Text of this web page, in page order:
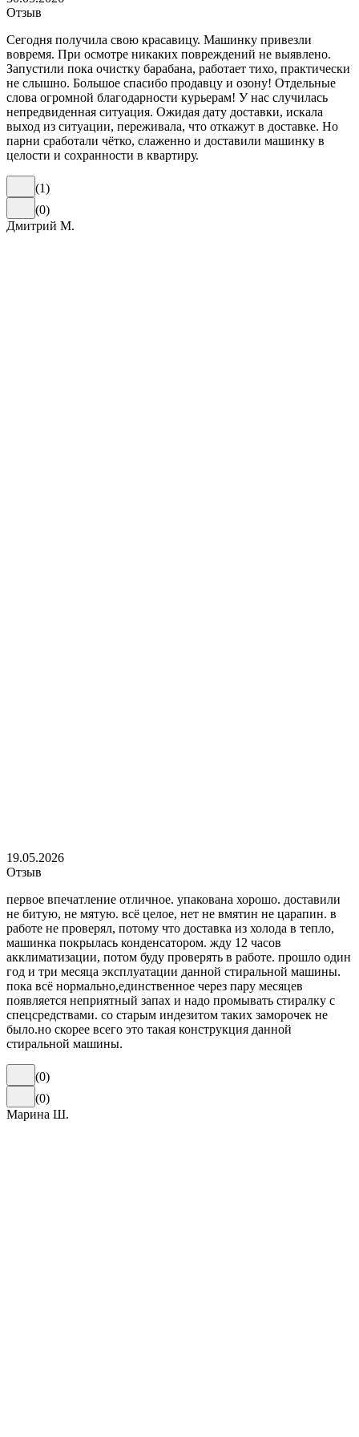
Отзыв
Сегодня получила свою красавицу. Машинку привезли
вовремя. При осмотре никаких повреждений не выявлено.
Запустили пока очистку барабана, работает тихо, практически
не слышно. Большое спасибо продавцу и озону! Отдельные
слова огромной благодарности курьерам! У нас случилась
непредвиденная ситуация. Ожидая дату доставки, искала
выход из ситуации, переживала, что откажут в доставке. Но
парни сработали чётко, слаженно и доставили машинку в
целости и сохранности в квартиру.
(1)
(0)
Дмитрий М.
19.05.2026
Отзыв
первое впечатление отличное. упакована хорошо. доставили
не битую, не мятую. всё целое, нет не вмятин не царапин. в
работе не проверял, потому что доставка из холода в тепло,
машинка покрылась конденсатором. жду 12 часов
акклиматизации, потом буду проверять в работе. прошло один
год и три месяца эксплуатации данной стиральной машины.
пока всё нормально,единственное через пару месяцев
появляется неприятный запах и надо промывать стиралку с
спецсредствами. со старым индезитом таких заморочек не
было.но скорее всего это такая конструкция данной
стиральной машины.
(0)
(0)
Марина Ш.